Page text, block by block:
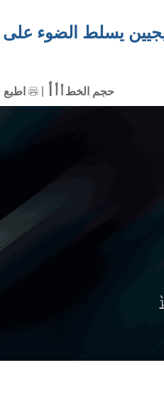
يسلط الضوء على
اطبع حجم الخط